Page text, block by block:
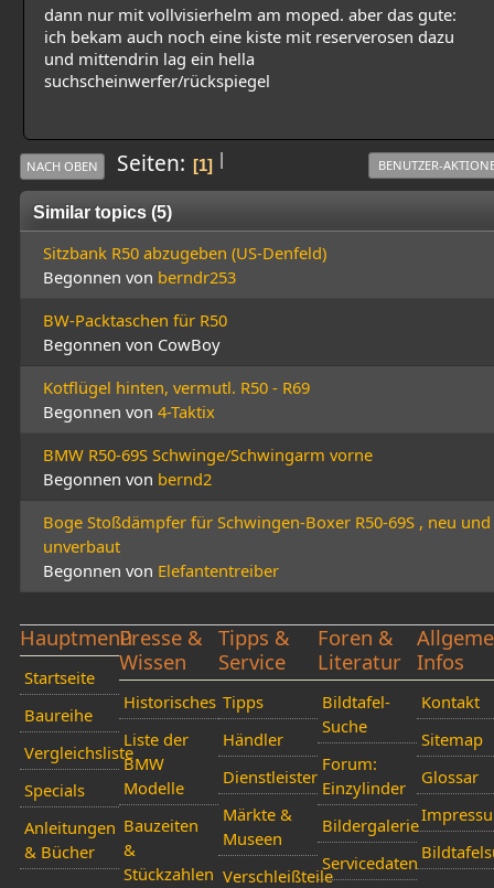
dann nur mit vollvisierhelm am moped. aber das gute:
ich bekam auch noch eine kiste mit reserverosen dazu
und mittendrin lag ein hella
suchscheinwerfer/rückspiegel
|
NACH OBEN Seiten 1 BENUTZER-
Similar topics (5)
Sitzbank R50 abzugeben (US-Denfeld)
Begonnen von berndr253
BW-Packtaschen für R50
Begonnen von CowBoy
Kotflügel hinten, vermutl. R50 - R69
Begonnen von 4-Taktix
BMW R50-69S Schwinge/Schwingarm vorne
Begonnen von bernd2
Boge Stoßdämpfer für Schwingen-Boxer R50-69S , neu und
unverbaut
Begonnen von Elefantentreiber
Hauptmenü
Startseite
Baureihe
Vergleichsliste
Specials
Anleitungen
& Bücher
Presse &
Wissen
Historisches
Liste der
BMW
Modelle
Bauzeiten
&
Stückzahlen
Tipps &
Service
Tipps
Händler
Dienstleister
Märkte &
Museen
Verschleißteile
Foren &
Literatur
Bildtafel-
Suche
Forum:
Einzylinder
Bildergalerie
Servicedaten
Infos
Kontakt
Sitemap
Glossar